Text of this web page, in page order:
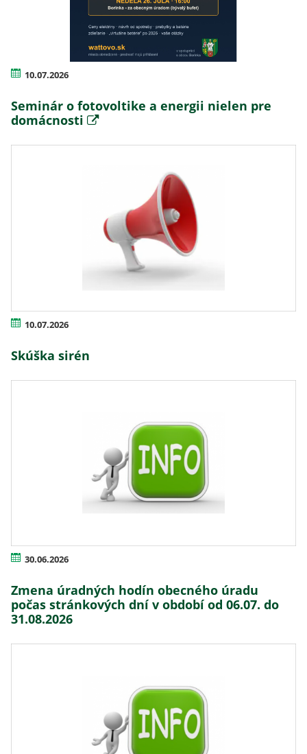
10.07.2026
Seminár o fotovoltike a energii nielen pre
domácnosti
10.07.2026
Skúška sirén
30.06.2026
Zmena úradných hodín obecného úradu
počas stránkových dní v období od 06.07. do
31.08.2026